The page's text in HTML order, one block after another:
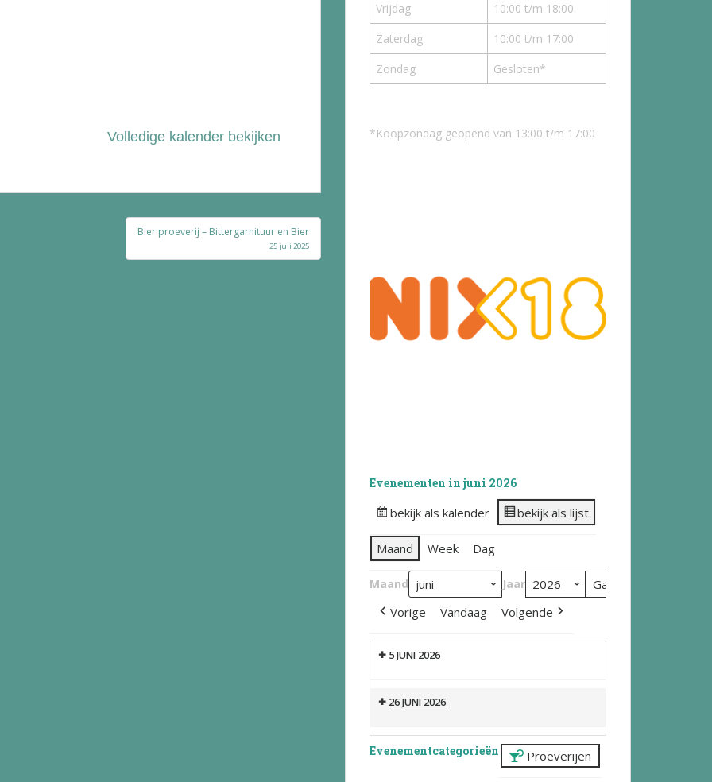
Volledige kalender bekijken
Bier proeverij – Bittergarnituur en Bier
25 juli 2025
Vrijdag
10:00 t/m 18:00
Zaterdag
10:00 t/m 17:00
Zondag
Gesloten*
*Koopzondag geopend van 13:00 t/m 17:00
Evenementen in juni 2026
bekijk als kalender bekijk als lijst
Maand Week Dag
Maand Jaar
Vorige Vandaag Volgende
5 JUNI 2026
26 JUNI 2026
Evenementcategorieën Proeverijen